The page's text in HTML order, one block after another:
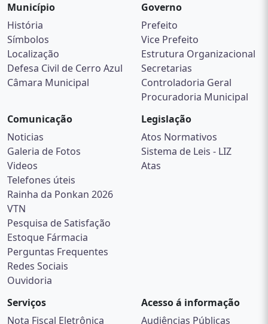
Município
História
Símbolos
Localização
Defesa Civil de Cerro Azul
Câmara Municipal
Governo
Prefeito
Vice Prefeito
Estrutura Organizacional
Secretarias
Controladoria Geral
Procuradoria Municipal
Comunicação
Noticias
Galeria de Fotos
Videos
Telefones úteis
Rainha da Ponkan 2026
VTN
Pesquisa de Satisfação
Estoque Fármacia
Perguntas Frequentes
Redes Sociais
Ouvidoria
Legislação
Atos Normativos
Sistema de Leis - LIZ
Atas
Serviços
Nota Fiscal Eletrônica
Acesso á informação
Audiências Públicas